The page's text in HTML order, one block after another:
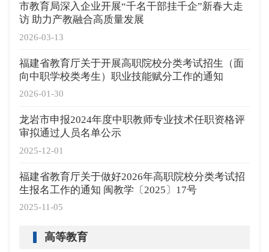
2026-03-13
市教育局深入企业开展“千名干部挂千企”新春大走
访 助力产教融合高质量发展
2026-01-30
福建省教育厅关于开展高职院校分类考试招生（面
向中职学校类考生）职业技能赋分工作的通知
2025-12-01
龙岩市申报2024年度中职教师专业技术任职资格评
审拟通过人员名单公示
2025-11-05
福建省教育厅关于做好2026年高职院校分类考试招
生报名工作的通知 闽教学〔2025〕17号
高等教育